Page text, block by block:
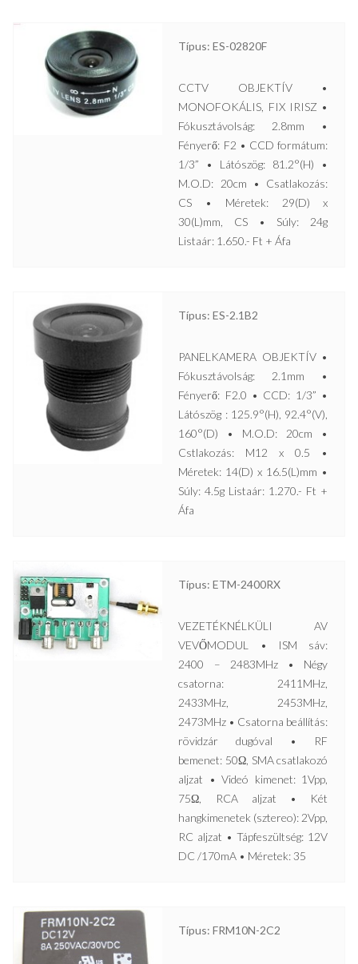
Típus: ES-02820F
CCTV OBJEKTÍV •
MONOFOKÁLIS, FIX IRISZ •
Fókusztávolság: 2.8mm •
Fényerő: F2 • CCD formátum:
1/3” • Látószög: 81.2°(H) •
M.O.D: 20cm • Csatlakozás:
CS • Méretek: 29(D) x
30(L)mm, CS • Súly: 24g
Listaár: 1.650.- Ft + Áfa
Típus: ES-2.1B2
PANELKAMERA OBJEKTÍV •
Fókusztávolság: 2.1mm •
Fényerő: F2.0 • CCD: 1/3” •
Látószög : 125.9°(H), 92.4°(V),
160°(D) • M.O.D: 20cm •
Cstlakozás: M12 x 0.5 •
Méretek: 14(D) x 16.5(L)mm •
Súly: 4.5g Listaár: 1.270.- Ft +
Áfa
Típus: ETM-2400RX
VEZETÉKNÉLKÜLI AV
VEVŐMODUL • ISM sáv:
2400 – 2483MHz • Négy
csatorna: 2411MHz,
2433MHz, 2453MHz,
2473MHz • Csatorna beállítás:
rövidzár dugóval • RF
bemenet: 50Ω, SMA csatlakozó
aljzat • Videó kimenet: 1Vpp,
75Ω, RCA aljzat • Két
hangkimenetek (sztereo): 2Vpp,
RC aljzat • Tápfeszültség: 12V
DC /170mA • Méretek: 35
Típus: FRM10N-2C2